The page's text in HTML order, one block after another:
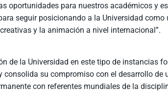
oportunidades para nuestros académicos y
seguir posicionando a la Universidad como
y la animación a nivel internacional”.
de la Universidad en este tipo de instancias
consolida su compromiso con el desarrollo
con referentes mundiales de la